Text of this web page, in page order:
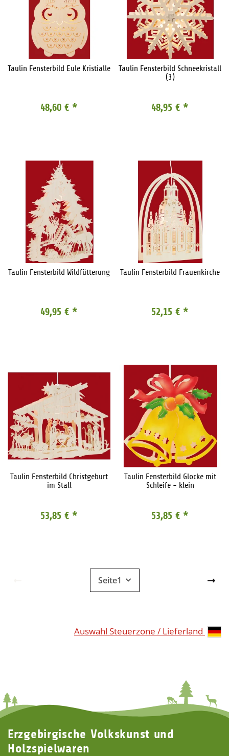
Taulin Fensterbild Eule Kristialle
48,60 € *
Taulin Fensterbild Schneekristall
(3)
48,95 € *
Taulin Fensterbild Wildfütterung
49,95 € *
Taulin Fensterbild Frauenkirche
52,15 € *
Taulin Fensterbild Christgeburt
im Stall
53,85 € *
Taulin Fensterbild Glocke mit
Schleife - klein
53,85 € *
Seite1
Auswahl Steuerzone / Lieferland
Erzgebirgische Volkskunst und
Holzspielwaren